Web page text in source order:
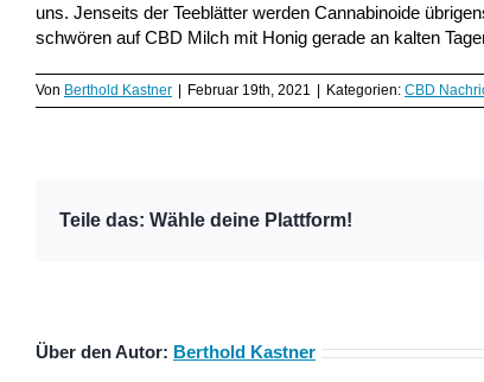
uns. Jenseits der Teeblätter werden Cannabinoide
schwören auf CBD Milch mit Honig gerade an kalten
Von Berthold Kastner | Februar 19th, 2021 | Kategorien: CBD
Teile das: Wähle deine Plattform!
Über den Autor: Berthold Kastner